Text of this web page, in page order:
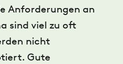
Anforderungen an
sind viel zu oft
nicht
Gute